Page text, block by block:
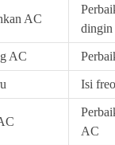
AC
dingin
AC
Isi
AC